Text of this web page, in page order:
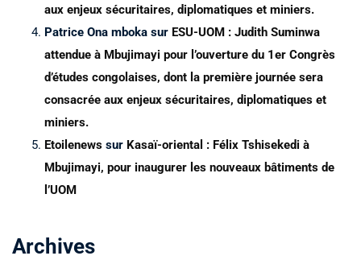
aux enjeux sécuritaires, diplomatiques et miniers.
Patrice Ona mboka sur ESU-UOM : Judith Suminwa
attendue à Mbujimayi pour l’ouverture du 1er Congrès
d’études congolaises, dont la première journée sera
consacrée aux enjeux sécuritaires, diplomatiques et
miniers.
Etoilenews sur Kasaï-oriental : Félix Tshisekedi à
Mbujimayi, pour inaugurer les nouveaux bâtiments de
l’UOM
Archives